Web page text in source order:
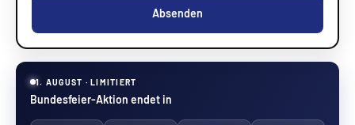
Absenden
1. AUGUST · LIMITIERT
Bundesfeier-Aktion endet in